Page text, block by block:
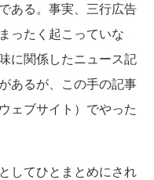
ある。事実、三行広告
ったく起こっていな
に関係したニュース記
あるが、この手の記事
ェブサイト）でやった
してひとまとめにされ